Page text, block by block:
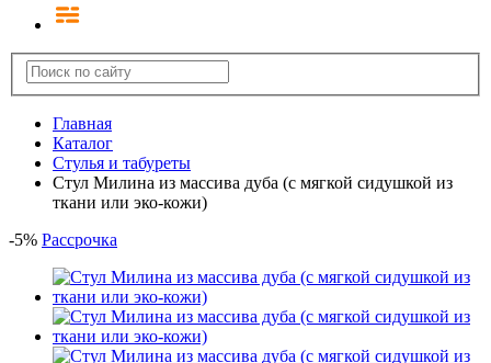
Главная
Каталог
Стулья и табуреты
Стул Милина из массива дуба (с мягкой сидушкой из
ткани или эко-кожи)
-5% Рассрочка